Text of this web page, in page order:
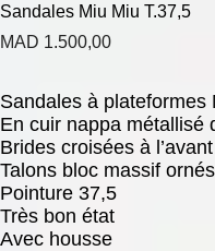
Sandales Miu Miu T.37,5
MAD 1.500,00
Sandales à plateformes
En cuir nappa métallisé
Brides croisées à l’avant
Talons bloc massif
Pointure 37,5
Très bon état
Avec housse